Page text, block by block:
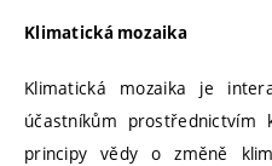
Klimatická mozaika
Klimatická mozaika je
účastníkům prostřednictvím
principy vědy o změně